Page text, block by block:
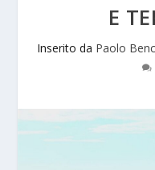
E
Inserito da Paolo